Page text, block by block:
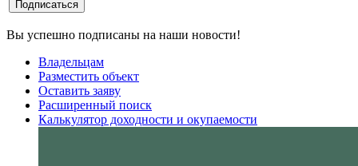
Вы успешно подписаны на наши новости!
Владельцам
Разместить объект
Оставить заяву
Расширенный поиск
Калькулятор доходности и окупаемости